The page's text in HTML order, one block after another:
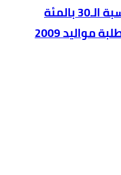
#عطية يطالب بعدم تطبيق نسبة الـ30 بالمئة
مواليد 2009